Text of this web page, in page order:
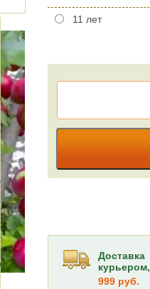
11 лет
Доставка
курьером,
999 руб.